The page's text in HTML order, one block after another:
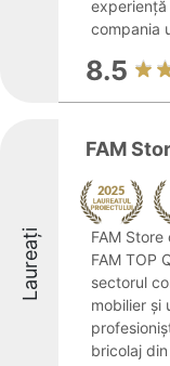
experiență
compania
8.5
Laureați
FAM
FAM
FAM TOP
sectorul
mobilier și
bricolaj